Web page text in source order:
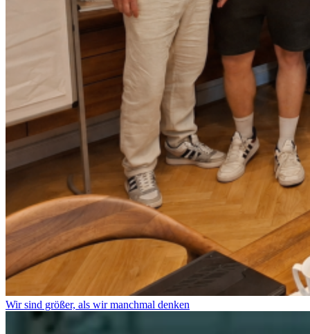
Wir sind größer, als wir manchmal denken